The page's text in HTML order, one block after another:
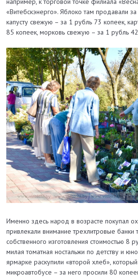
«Витебскэнерго». Яблоко там продавали
капусту свежую – за 1 рубль 73 копеек,
85 копеек, морковь свежую – за 1 рубль
Именно здесь народ в возрасте покупал
привлекали внимание трехлитровые банки
собственного изготовления стоимостью 8
милая томатная ностальжи по детству и
ярмарке раскупили «второй хлеб»,
микроавтобусе – за него просили 80